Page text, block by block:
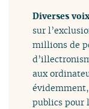
Diverses
sur
millions de
aux
publics pour